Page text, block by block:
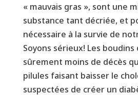
« mauvais gras », sont une
substance tant décriée, et
nécessaire à la survie de
Soyons sérieux! Les
sûrement moins de décès
pilules faisant baisser le
suspectées de créer un